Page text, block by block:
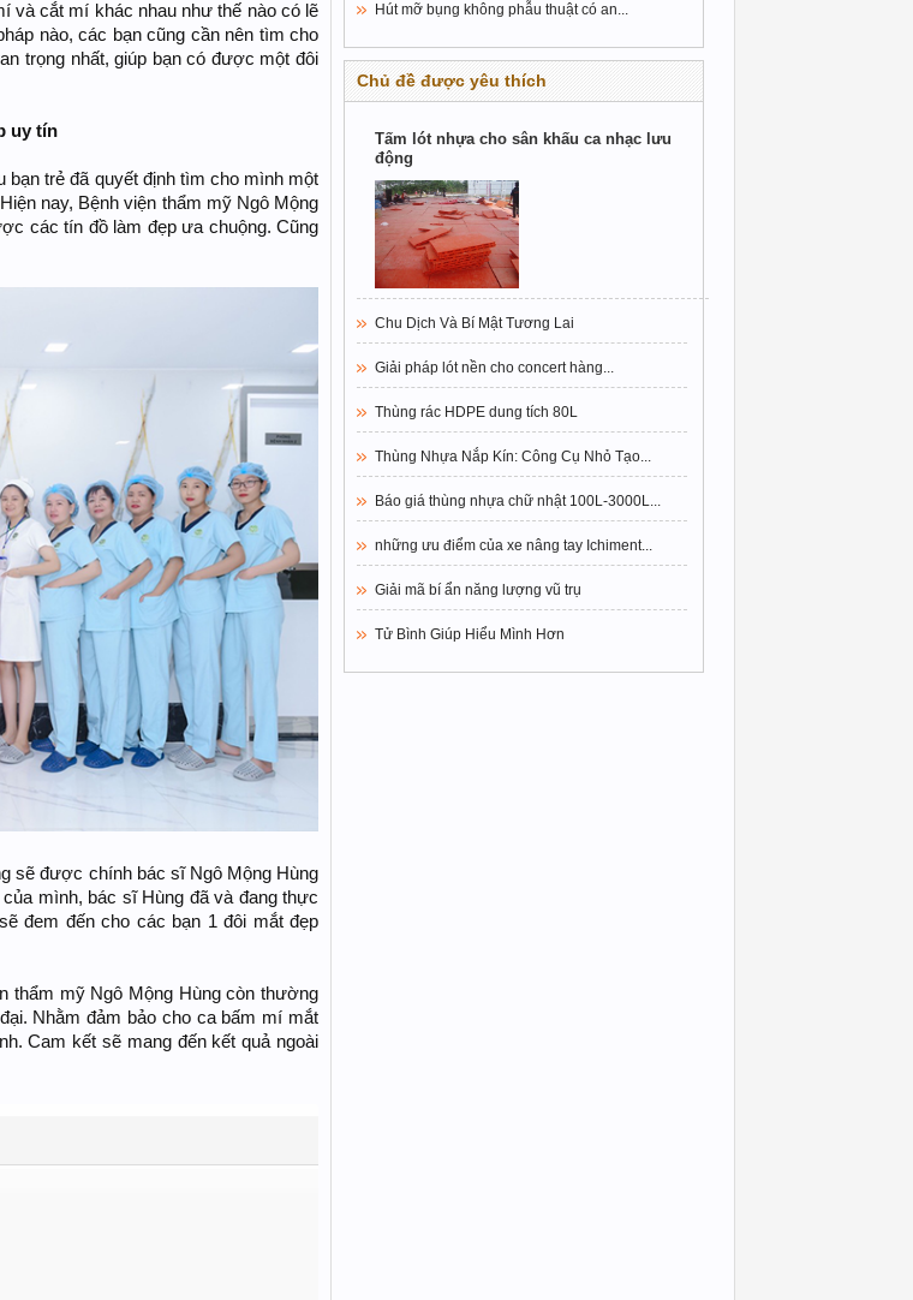
và cắt mí khác nhau như thế nào có lẽ
nào, các bạn cũng cần nên tìm cho
trọng nhất, giúp bạn có được một đôi
uy tín
bạn trẻ đã quyết định tìm cho mình một
nay, Bệnh viện thẩm mỹ Ngô Mộng
các tín đồ làm đẹp ưa chuộng. Cũng
sẽ được chính bác sĩ Ngô Mộng Hùng
mình, bác sĩ Hùng đã và đang thực
đem đến cho các bạn 1 đôi mắt đẹp
thẩm mỹ Ngô Mộng Hùng còn thường
Nhằm đảm bảo cho ca bấm mí mắt
Cam kết sẽ mang đến kết quả ngoài
Hút mỡ bụng không phẫu thuật có an...
Chủ đề được yêu thích
Tấm lót nhựa cho sân khấu ca nhạc lưu
động
Chu Dịch Và Bí Mật Tương Lai
Giải pháp lót nền cho concert hàng...
Thùng rác HDPE dung tích 80L
Thùng Nhựa Nắp Kín: Công Cụ Nhỏ Tạo...
Báo giá thùng nhựa chữ nhật 100L-3000L...
những ưu điểm của xe nâng tay Ichiment...
Giải mã bí ẩn năng lượng vũ trụ
Tử Bình Giúp Hiểu Mình Hơn